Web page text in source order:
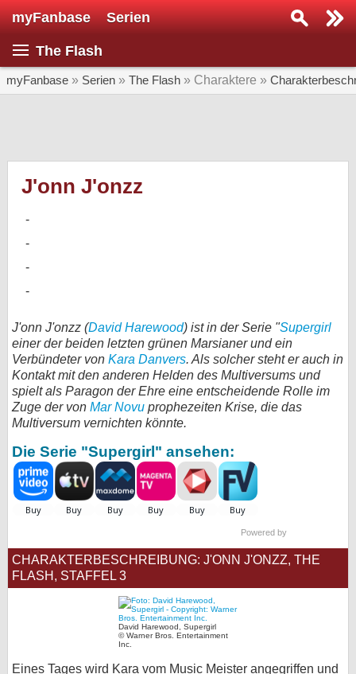
myFanbase Serien
The Flash
myFanbase » Serien » The Flash » Charaktere »
J'onn J'onzz
J'onn J'onzz (David Harewood) ist in der Serie "Supergirl
einer der beiden letzten grünen Marsianer und ein
Verbündeter von Kara Danvers. Als solcher steht er auch in
Kontakt mit den anderen Helden des Multiversums und
spielt als Paragon der Ehre eine entscheidende Rolle im
Zuge der von Mar Novu prophezeiten Krise, die das
Multiversum vernichten könnte.
Die Serie "Supergirl" ansehen:
Powered by
CHARAKTERBESCHREIBUNG: J'ONN J'ONZZ, THE
FLASH, STAFFEL 3
David Harewood, Supergirl
© Warner Bros. Entertainment
Inc.
Eines Tages wird Kara vom Music Meister angegriffen und
Serie suchen...
SERIEN
Forum
bei X
bei Facebook
Kontakt
Nutzungsbedingungen
Cookie-Einstellungen
Impressum
Desktop-Ansicht